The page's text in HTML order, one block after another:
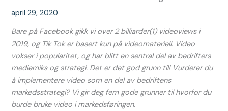
april 29, 2020
Bare på Facebook gikk vi over 2 billiarder(1) videoviews i
2019, og Tik Tok er basert kun på videomateriell. Video
vokser i popularitet, og har blitt en sentral del av bedrifters
mediemiks og strategi. Det er det god grunn til! Vurderer du
å implementere video som en del av bedriftens
markedsstrategi? Vi gir deg fem gode grunner til hvorfor du
burde bruke video i markedsføringen.